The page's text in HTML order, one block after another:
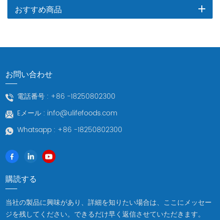
おすすめ商品
お問い合わせ
電話番号 : +86 -18250802300
Eメール : info@ulifefoods.com
Whatsapp : +86 -18250802300
購読する
当社の製品に興味があり、詳細を知りたい場合は、ここにメッセー
ジを残してください。できるだけ早く返信させていただきます。